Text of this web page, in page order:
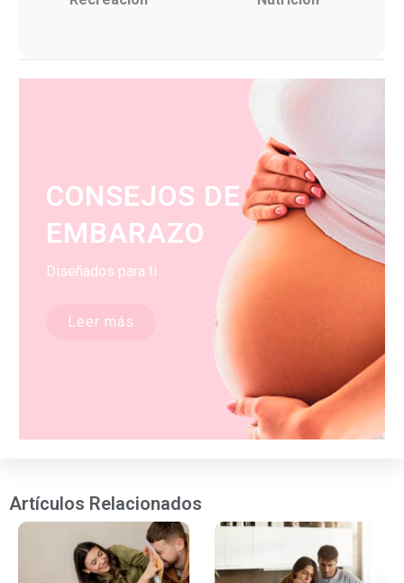
CONSEJOS DE
EMBARAZO
Diseñados para ti
Leer más
Artículos Relacionados